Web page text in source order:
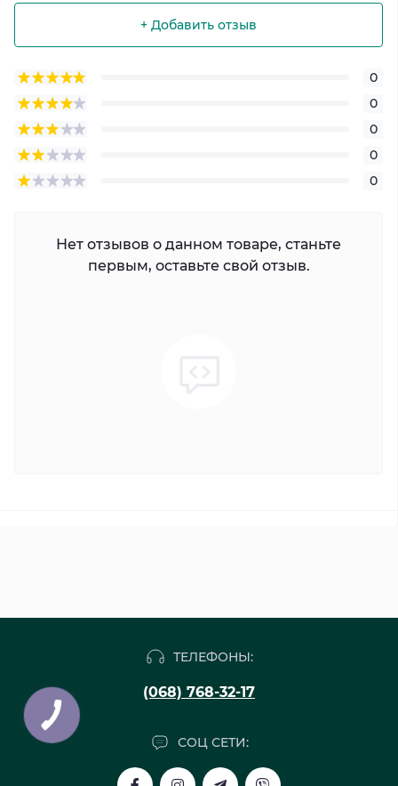
+ Добавить отзыв
0
0
0
0
0
Нет отзывов о данном товаре, станьте
первым, оставьте свой отзыв.
ТЕЛЕФОНЫ:
(068) 768-32-17
СОЦ СЕТИ: